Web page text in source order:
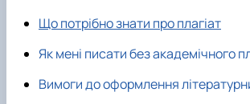
Що потрібно знати про плагіат
Як мені писати без академічного
Вимоги до оформлення